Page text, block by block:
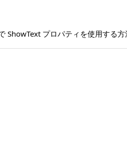
ShowText プロパティを使用する方